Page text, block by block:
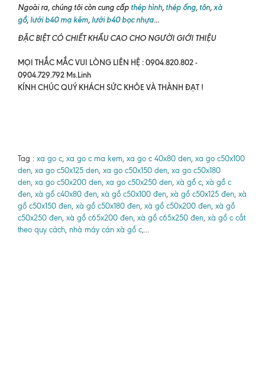
Ngoài ra, chúng tôi còn cung cấp thép hình, thép ống, tôn, xà
gồ, lưới b40 mạ kẽm, lưới b40 bọc nhựa...
ĐẶC BIỆT CÓ CHIẾT KHẤU CAO CHO NGƯỜI GIỚI THIỆU
MỌI THẮC MẮC VUI LÒNG LIÊN HỆ : 0904.820.802 -
0904.729.792 Ms.Linh
KÍNH CHÚC QUÝ KHÁCH SỨC KHỎE VÀ THÀNH ĐẠT !
Tag : xa go c, xa go c ma kem, xa go c 40x80 den, xa go c50x100
den, xa go c50x125 den, xa go c50x150 den, xa go c50x180
den, xa go c50x200 den, xa go c50x250 den, xà gồ c, xà gồ c
đen, xà gồ c40x80 đen, xà gồ c50x100 đen, xà gồ c50x125 đen, xà
gồ c50x150 đen, xà gồ c50x180 đen, xà gồ c50x200 đen, xà gồ
c50x250 đen, xà gồ c65x200 đen, xà gồ c65x250 đen, xà gồ c cắt
theo quy cách, nhà máy cán xà gồ c,...